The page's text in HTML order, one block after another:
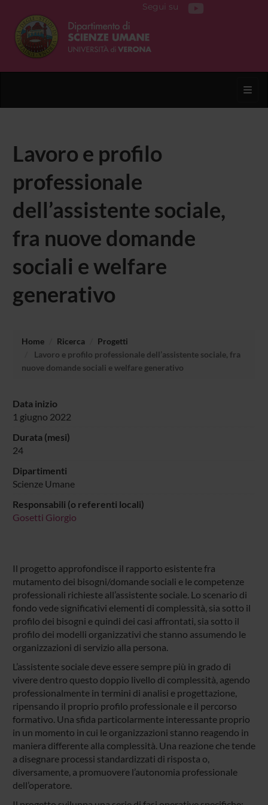
Segui su
Lavoro e profilo
professionale
dell’assistente sociale,
fra nuove domande
sociali e welfare
generativo
Home Ricerca
Progetti
Lavoro e profilo professionale dell’assistente sociale, fra
nuove domande sociali e welfare generativo
Data inizio
1 giugno 2022
Durata (mesi)
24
Dipartimenti
Scienze Umane
Responsabili (o referenti locali)
Gosetti Giorgio
Il progetto approfondisce il rapporto esistente fra
mutamento dei bisogni/domande sociali e le competenze
professionali richieste all’assistente sociale. Lo scenario di
fondo vede significativi elementi di complessità, sia sotto il
profilo dei bisogni e quindi dei casi affrontati, sia sotto il
profilo dei modelli organizzativi che stanno assumendo le
organizzazioni di servizio alla persona.
L’assistente sociale deve essere sempre più in grado di
vivere dentro questo doppio livello di complessità, agendo
professionalmente in termini di analisi e progettazione,
ripensando il proprio profilo professionale e il percorso
formativo. Una sfida particolarmente interessante proprio
in un momento in cui le organizzazioni stanno reagendo in
maniera differente alla complessità. Una reazione che tende
a disegnare processi standardizzati di risposta o,
diversamente, a promuovere l’autonomia professionale
dell’operatore.